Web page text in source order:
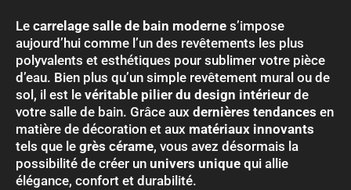
Le carrelage salle de bain moderne s’impose
aujourd’hui comme l’un des revêtements les plus
polyvalents et esthétiques pour sublimer votre pièce
d’eau. Bien plus qu’un simple revêtement mural ou de
sol, il est le véritable pilier du design intérieur de
votre salle de bain. Grâce aux dernières tendances en
matière de décoration et aux matériaux innovants
tels que le grès cérame, vous avez désormais la
possibilité de créer un univers unique qui allie
élégance, confort et durabilité.